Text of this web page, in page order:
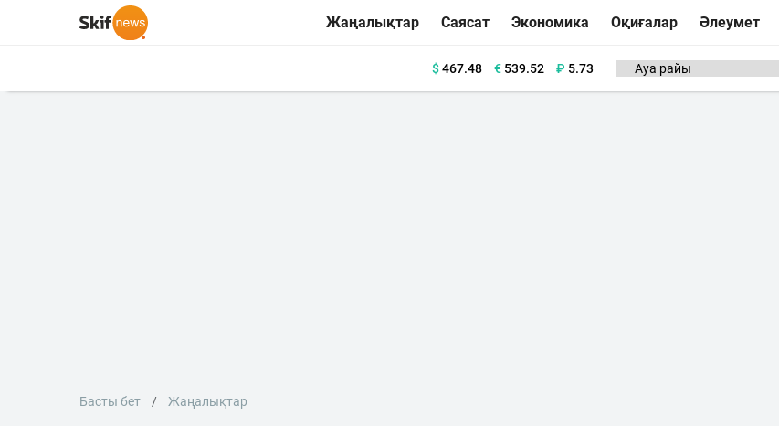
Жаңалықтар Саясат Экономика Оқиғалар Әлеумет
$467.48 €539.52 ₽ 5.73
Басты бет Жаңалықтар